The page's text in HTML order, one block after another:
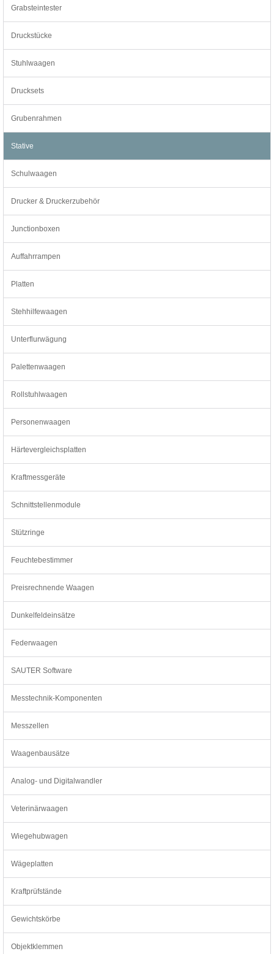
Grabsteintester
Druckstücke
Stuhlwaagen
Drucksets
Grubenrahmen
Stative
Schulwaagen
Drucker & Druckerzubehör
Junctionboxen
Auffahrrampen
Platten
Stehhilfewaagen
Unterflurwägung
Palettenwaagen
Rollstuhlwaagen
Personenwaagen
Härtevergleichsplatten
Kraftmessgeräte
Schnittstellenmodule
Stützringe
Feuchtebestimmer
Preisrechnende Waagen
Dunkelfeldeinsätze
Federwaagen
SAUTER Software
Messtechnik-Komponenten
Messzellen
Waagenbausätze
Analog- und Digitalwandler
Veterinärwaagen
Wiegehubwagen
Wägeplatten
Kraftprüfstände
Gewichtskörbe
Objektklemmen